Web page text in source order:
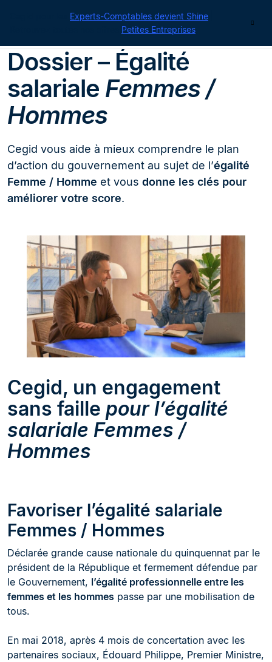
Experts-Comptables devient Shine
Petites Entreprises
Dossier – Égalité
salariale Femmes /
Hommes
Cegid vous aide à mieux comprendre le plan
d’action du gouvernement au sujet de l’égalité
Femme / Homme et vous donne les clés pour
améliorer votre score.
Cegid, un engagement
sans faille pour l’égalité
salariale Femmes /
Hommes
Favoriser l’égalité salariale
Femmes / Hommes
Déclarée grande cause nationale du quinquennat par le
président de la République et fermement défendue par
le Gouvernement, l’égalité professionnelle entre les
femmes et les hommes passe par une mobilisation de
tous.
En mai 2018, après 4 mois de concertation avec les
partenaires sociaux, Édouard Philippe, Premier Ministre,